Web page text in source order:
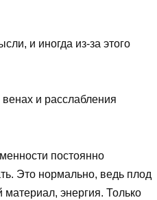
и иногда из-за этого
и расслабления
постоянно
Это нормально, ведь плод
энергия. Только